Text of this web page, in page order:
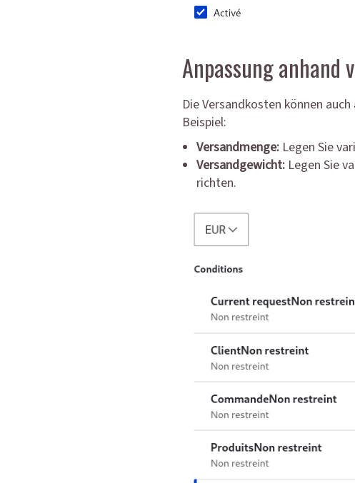
Anpassung anhand
Die Versandkosten können
Beispiel:
Versandmenge: Legen Sie
Versandgewicht: Legen Sie
richten.